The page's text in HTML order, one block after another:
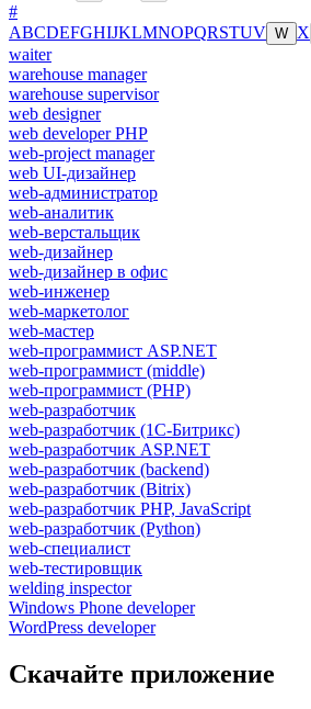
#
ABCDEFGHIJKLMNOPQRSTUV W X
waiter
warehouse manager
warehouse supervisor
web designer
web developer PHP
web-project manager
web UI-дизайнер
web-администратор
web-аналитик
web-верстальщик
web-дизайнер
web-дизайнер в офис
web-инженер
web-маркетолог
web-мастер
web-программист ASP.NET
web-программист (middle)
web-программист (PHP)
web-разработчик
web-разработчик (1С-Битрикс)
web-разработчик ASP.NET
web-разработчик (backend)
web-разработчик (Bitrix)
web-разработчик PHP, JavaScript
web-разработчик (Python)
web-специалист
web-тестировщик
welding inspector
Windows Phone developer
WordPress developer
Скачайте приложение